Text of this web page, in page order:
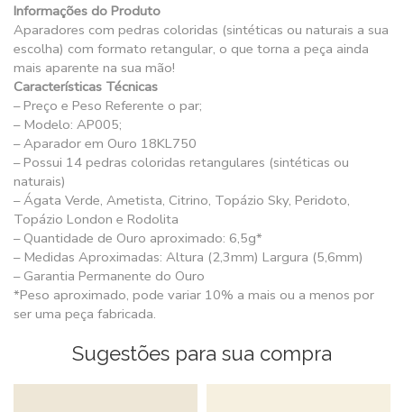
Informações do Produto
Aparadores com pedras coloridas (sintéticas ou naturais a sua
escolha) com formato retangular, o que torna a peça ainda
mais aparente na sua mão!
Características Técnicas
– Preço e Peso Referente o par;
– Modelo: AP005;
– Aparador em Ouro 18KL750
– Possui 14 pedras coloridas retangulares (sintéticas ou
naturais)
– Ágata Verde, Ametista, Citrino, Topázio Sky, Peridoto,
Topázio London e Rodolita
– Quantidade de Ouro aproximado: 6,5g*
– Medidas Aproximadas: Altura (2,3mm) Largura (5,6mm)
– Garantia Permanente do Ouro
*Peso aproximado, pode variar 10% a mais ou a menos por
ser uma peça fabricada.
Sugestões para sua compra